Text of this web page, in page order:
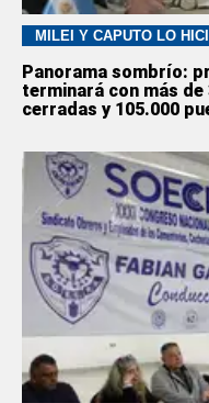
MILEI Y CAPUTO LO
Panorama sombrío:
terminará con más
cerradas y 105.000